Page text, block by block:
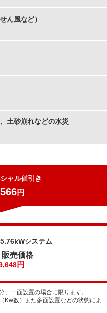
ん風など）
土砂崩れなどの水災
ャル値引き
円
システム
販売価格
円
一面設置の場合に限ります。
Kw数）また多面設置などの状態によ